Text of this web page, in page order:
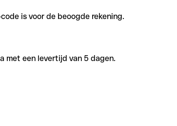
is voor de beoogde rekening.
met een levertijd van 5 dagen.